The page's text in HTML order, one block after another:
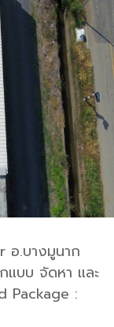
อ.บางมูนาก
แบบ จัดหา และ
Package :